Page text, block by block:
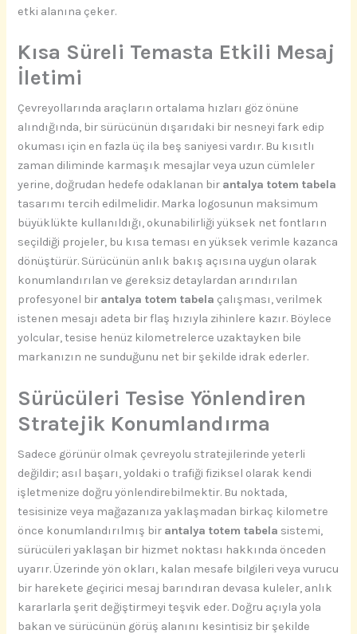
etki alanına çeker.
Kısa Süreli Temasta Etkili Mesaj
İletimi
Çevreyollarında araçların ortalama hızları göz önüne
alındığında, bir sürücünün dışarıdaki bir nesneyi fark edip
okuması için en fazla üç ila beş saniyesi vardır. Bu kısıtlı
zaman diliminde karmaşık mesajlar veya uzun cümleler
yerine, doğrudan hedefe odaklanan bir antalya totem tabela
tasarımı tercih edilmelidir. Marka logosunun maksimum
büyüklükte kullanıldığı, okunabilirliği yüksek net fontların
seçildiği projeler, bu kısa teması en yüksek verimle kazanca
dönüştürür. Sürücünün anlık bakış açısına uygun olarak
konumlandırılan ve gereksiz detaylardan arındırılan
profesyonel bir antalya totem tabela çalışması, verilmek
istenen mesajı adeta bir flaş hızıyla zihinlere kazır. Böylece
yolcular, tesise henüz kilometrelerce uzaktayken bile
markanızın ne sunduğunu net bir şekilde idrak ederler.
Sürücüleri Tesise Yönlendiren
Stratejik Konumlandırma
Sadece görünür olmak çevreyolu stratejilerinde yeterli
değildir; asıl başarı, yoldaki o trafiği fiziksel olarak kendi
işletmenize doğru yönlendirebilmektir. Bu noktada,
tesisinize veya mağazanıza yaklaşmadan birkaç kilometre
önce konumlandırılmış bir antalya totem tabela sistemi,
sürücüleri yaklaşan bir hizmet noktası hakkında önceden
uyarır. Üzerinde yön okları, kalan mesafe bilgileri veya vurucu
bir harekete geçirici mesaj barındıran devasa kuleler, anlık
kararlarla şerit değiştirmeyi teşvik eder. Doğru açıyla yola
bakan ve sürücünün görüş alanını kesintisiz bir şekilde